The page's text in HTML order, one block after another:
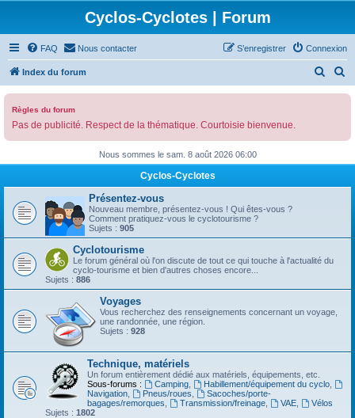
Cyclos-Cyclotes | Forum
FAQ Nous contacter Connexion
S’enregistrer
Index du forum
r
c
r
r
c
r
Règles du forum
Pas de publicité. Respect de la thématique. Courtoisie bienvenue.
Nous sommes le sam. 8 août 2026 06:00
Cyclos-Cyclotes
Présentez-vous
Nouveau membre, présentez-vous ! Qui êtes-vous ?
Comment pratiquez-vous le cyclotourisme ?
Sujets : 905
Cyclotourisme
Le forum général où l'on discute de tout ce qui touche à l'actualité du
cyclo-tourisme et bien d'autres choses encore...
Sujets : 886
Voyages
Vous recherchez des renseignements concernant un voyage,
une randonnée, une région.
Sujets : 928
Technique, matériels
Un forum entièrement dédié aux matériels, équipements, etc.
Sous-forums :
Camping, Habillement/équipement du cyclo,
Navigation
Pneus/roues
Sacoches/porte-
bagages/remorques
Transmission/freinage, VAE,
Vélos
Sujets : 1802